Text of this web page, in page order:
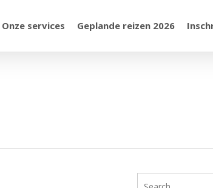
Onze services Geplande reizen 2026